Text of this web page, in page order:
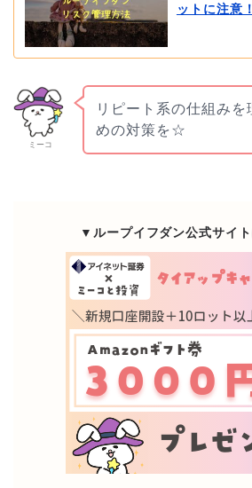
ットに注意
ミーコ
リピート系の仕組み
めの対策を☆
▼ループイフダン公式サイ